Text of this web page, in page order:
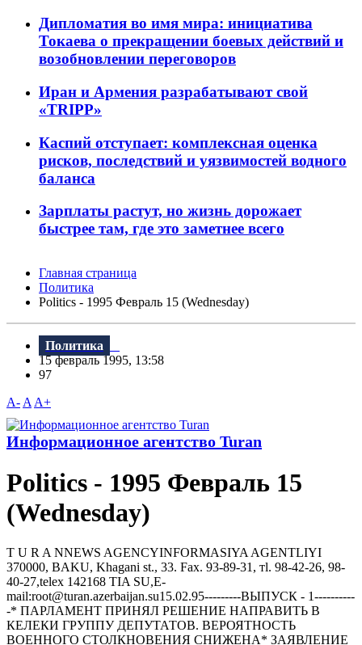
Дипломатия во имя мира: инициатива
Токаева о прекращении боевых действий и
возобновлении переговоров
Иран и Армения разрабатывают свой
«TRIPP»
Каспий отступает: комплексная оценка
рисков, последствий и уязвимостей водного
баланса
Зарплаты растут, но жизнь дорожает
быстрее там, где это заметнее всего
Главная страница
Политика
Politics - 1995 Февраль 15 (Wednesday)
Политика
15 февраль 1995, 13:58
97
A- A A+
Информационное агентство Turan
Politics - 1995 Февраль 15
(Wednesday)
T U R A NNEWS AGENCYINFORMASIYA AGENTLIYI
370000, BAKU, Khagani st., 33. Fax. 93-89-31, тl. 98-42-26, 98-
40-27,telex 142168 TIA SU,E-
mail:root@turan.azerbaijan.su15.02.95---------ВЫПУСК - 1----------
-* ПАРЛАМЕHТ ПРИHЯЛ РЕШЕHИЕ HАПРАВИТЬ В
КЕЛЕКИ ГРУППУ ДЕПУТАТОВ. ВЕРОЯТHОСТЬ
ВОЕHHОГО СТОЛКHОВЕHИЯ СHИЖЕHА* ЗАЯВЛЕHИЕ